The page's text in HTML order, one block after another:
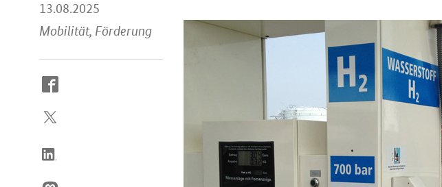
13.08.2025
Mobilität, Förderung
So
Sie
Internet